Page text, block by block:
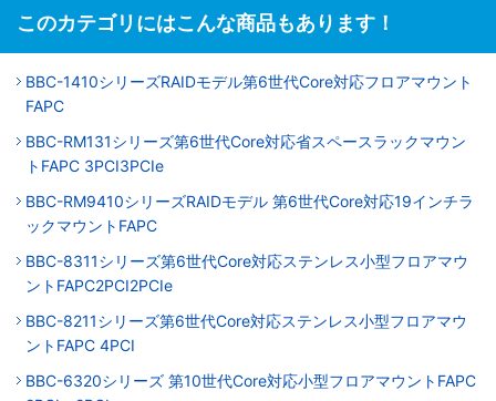
このカテゴリにはこんな商品もあります！
BBC-1410シリーズRAIDモデル第6世代Core対応フロアマウント
FAPC
BBC-RM131シリーズ第6世代Core対応省スペースラックマウン
トFAPC 3PCI3PCIe
BBC-RM9410シリーズRAIDモデル 第6世代Core対応19インチラ
ックマウントFAPC
BBC-8311シリーズ第6世代Core対応ステンレス小型フロアマウ
ントFAPC2PCI2PCIe
BBC-8211シリーズ第6世代Core対応ステンレス小型フロアマウ
ントFAPC 4PCI
BBC-6320シリーズ 第10世代Core対応小型フロアマウントFAPC